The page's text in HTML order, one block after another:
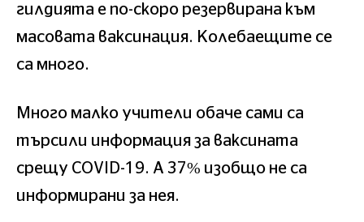
гилдията е по-скоро резервирана към
масовата ваксинация. Колебаещите се
са много.
Много малко учители обаче сами са
търсили информация за ваксината
срещу COVID-19. А 37% изобщо не са
информирани за нея.